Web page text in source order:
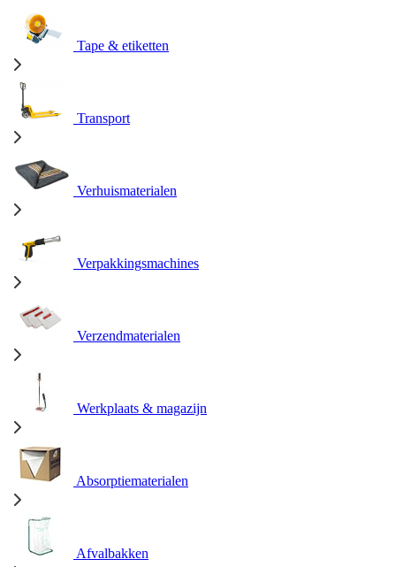
Tape & etiketten
Transport
Verhuismaterialen
Verpakkingsmachines
Verzendmaterialen
Werkplaats & magazijn
Absorptiematerialen
Afvalbakken